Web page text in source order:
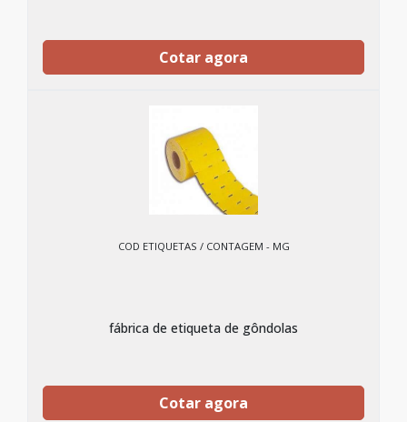
Cotar agora
COD ETIQUETAS / CONTAGEM - MG
fábrica de etiqueta de gôndolas
Cotar agora